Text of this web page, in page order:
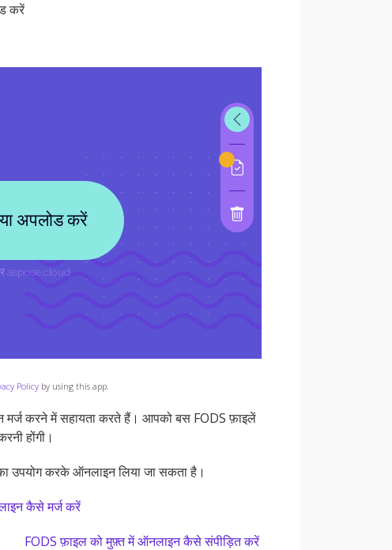
करें
Policy by using this app.
मर्ज करने में सहायता करते हैं। आपको बस FODS फ़ाइलें
होंगी।
उपयोग करके ऑनलाइन लिया जा सकता है।
कैसे मर्ज करें
FODS फ़ाइल को मुफ़्त में ऑनलाइन कैसे संपीड़ित करें